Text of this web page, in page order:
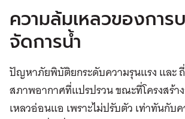
ความล้มเหลวของการ
จัดการน้ำ
ปัญหาภัยพิบัติยกระดับความรุนแรง และ
สภาพอากาศที่แปรปรวน ขณะที่โครงสร้า
เหลวอ่อนแอ เพราะไม่ปรับตัว เท่าทันกับ